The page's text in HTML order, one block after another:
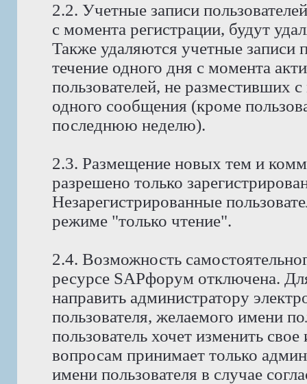
2.2. Учетные записи
с момента регистрации, будут
Также удаляются учетные записи
течение одного дня с момента
пользователей, не разместивших
одного сообщения (кроме
последнюю неделю).
2.3. Размещение новых тем и
разрешено только
Незарегистрированные
режиме "только чтение".
2.4. Возможность
ресурсе SAPфорум отключена.
направить администратору
пользователя, желаемого имени
пользователь хочет изменить
вопросам принимает только
имени пользователя в случае